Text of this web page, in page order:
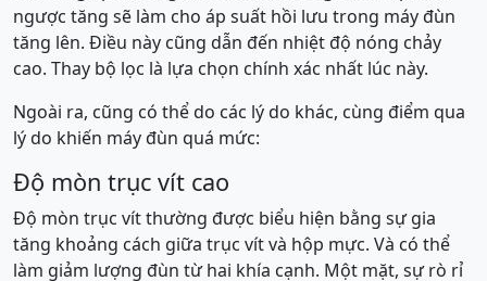
ngược tăng sẽ làm cho áp suất hồi lưu trong máy đùn
tăng lên. Điều này cũng dẫn đến nhiệt độ nóng chảy
cao. Thay bộ lọc là lựa chọn chính xác nhất lúc này.
Ngoài ra, cũng có thể do các lý do khác, cùng điểm qua
lý do khiến máy đùn quá mức:
Độ mòn trục vít cao
Độ mòn trục vít thường được biểu hiện bằng sự gia
tăng khoảng cách giữa trục vít và hộp mực. Và có thể
làm giảm lượng đùn từ hai khía cạnh. Một mặt, sự rò rỉ